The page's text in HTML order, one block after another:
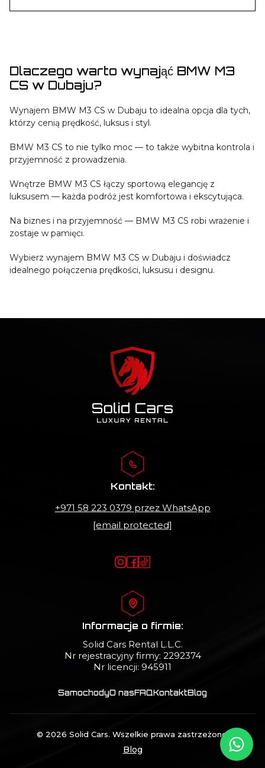
Dlaczego warto wynająć BMW M3
CS w Dubaju?
Wynajem BMW M3 CS w Dubaju to idealna opcja dla tych,
którzy cenią prędkość, luksus i styl.
BMW M3 CS to nie tylko moc — to także wybitna kontrola i
przyjemność z prowadzenia.
Wnętrze BMW M3 CS łączy sportową elegancję z
luksusem — każda podróż jest komfortowa i ekscytująca.
Na biznes i na przyjemność — BMW M3 CS robi wrażenie i
zostaje w pamięci.
Wybierz wynajem BMW M3 CS w Dubaju i doświadcz
idealnego połączenia prędkości, luksusu i designu.
Kontakt:
+971 58 223 0379 przez WhatsApp
[email protected]
Informacje o firmie:
Solid Cars Rental L.L.C.
Nr rejestracyjny firmy: 2292374
Nr licencji: 945911
SamochodyO nasFAQKontaktBlog
© 2026 Solid Cars. Wszelkie prawa zastrzeżone.
Blog